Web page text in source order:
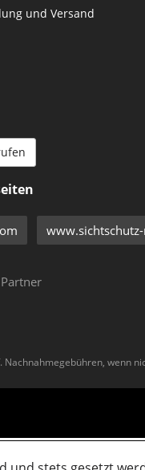
und Versand
Nachnahmegebühren, wenn